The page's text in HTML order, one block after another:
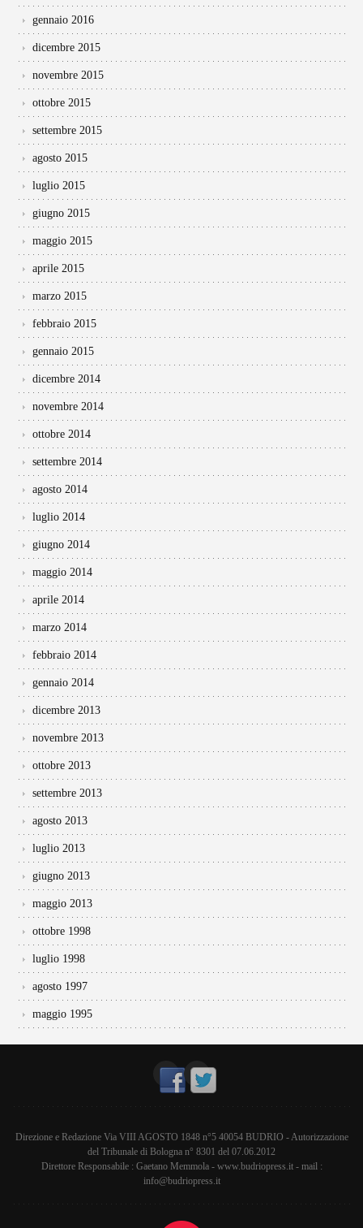
gennaio 2016
dicembre 2015
novembre 2015
ottobre 2015
settembre 2015
agosto 2015
luglio 2015
giugno 2015
maggio 2015
aprile 2015
marzo 2015
febbraio 2015
gennaio 2015
dicembre 2014
novembre 2014
ottobre 2014
settembre 2014
agosto 2014
luglio 2014
giugno 2014
maggio 2014
aprile 2014
marzo 2014
febbraio 2014
gennaio 2014
dicembre 2013
novembre 2013
ottobre 2013
settembre 2013
agosto 2013
luglio 2013
giugno 2013
maggio 2013
ottobre 1998
luglio 1998
agosto 1997
maggio 1995
Direzione e Redazione Via VIII AGOSTO 1848 n°5 40054 BUDRIO - Autorizzazione
del Tribunale di Bologna n° 8301 del 07.06.2012
Direttore Responsabile : Gaetano Memmola - www.budriopress.it - mail :
info@budriopress.it